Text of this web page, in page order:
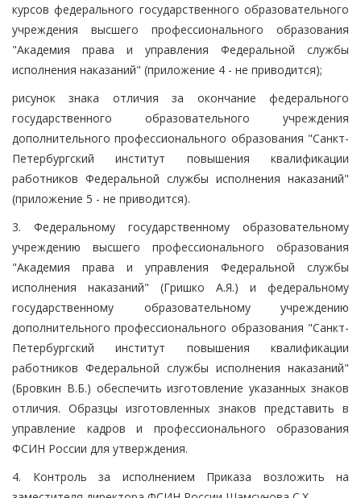
курсов федерального государственного образовательного
учреждения высшего профессионального образования
"Академия права и управления Федеральной службы
исполнения наказаний" (приложение 4 - не приводится);
рисунок знака отличия за окончание федерального
государственного образовательного учреждения
дополнительного профессионального образования "Санкт-
Петербургский институт повышения квалификации
работников Федеральной службы исполнения наказаний"
(приложение 5 - не приводится).
3. Федеральному государственному образовательному
учреждению высшего профессионального образования
"Академия права и управления Федеральной службы
исполнения наказаний" (Гришко А.Я.) и федеральному
государственному образовательному учреждению
дополнительного профессионального образования "Санкт-
Петербургский институт повышения квалификации
работников Федеральной службы исполнения наказаний"
(Бровкин В.Б.) обеспечить изготовление указанных знаков
отличия. Образцы изготовленных знаков представить в
управление кадров и профессионального образования
ФСИН России для утверждения.
4. Контроль за исполнением Приказа возложить на